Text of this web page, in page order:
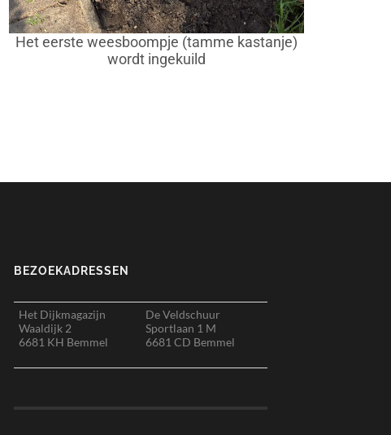
Het eerste weesboompje (tamme kastanje)
wordt ingekuild
BEZOEKADRESSEN
Het Dijkmagazijn
Waaldijk 2
6681 KH Bemmel
De Veldschuur
Sportlaan 1 M
6681 CD Bemmel